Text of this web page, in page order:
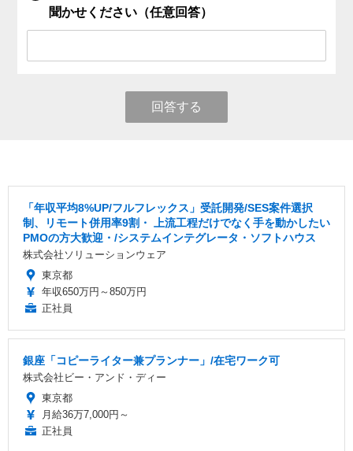
聞かせください（任意回答）
回答する
「年収平均8%UP/フルフレックス」受託開発/SES案件選択
制、リモート併用率9割・ 上流工程だけでなく手を動かしたい
PMOの方大歓迎・/システムインテグレータ・ソフトハウス
株式会社ソリューションウェア
東京都
年収650万円～850万円
正社員
銀座「コピーライター兼プランナー」/在宅ワーク可
株式会社ビー・アンド・ディー
東京都
月給36万7,000円～
正社員